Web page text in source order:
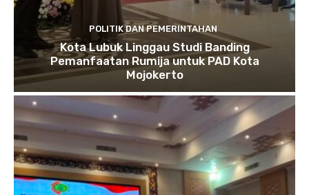
POLITIK DAN PEMERINTAHAN
Kota Lubuk Linggau Studi Banding
Pemanfaatan Rumija untuk PAD Kota
Mojokerto